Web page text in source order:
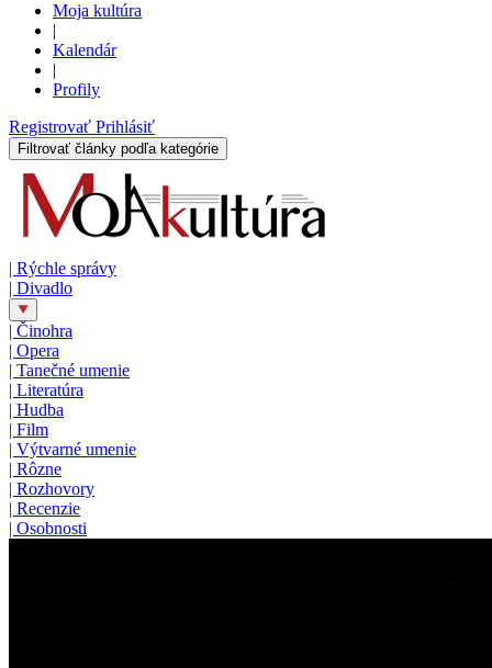
Moja kultúra
|
Kalendár
|
Profily
Registrovať Prihlásiť
Filtrovať články podľa kategórie
| Rýchle správy
| Divadlo
| Činohra
| Opera
| Tanečné umenie
| Literatúra
| Hudba
| Film
| Výtvarné umenie
| Rôzne
| Rozhovory
| Recenzie
| Osobnosti